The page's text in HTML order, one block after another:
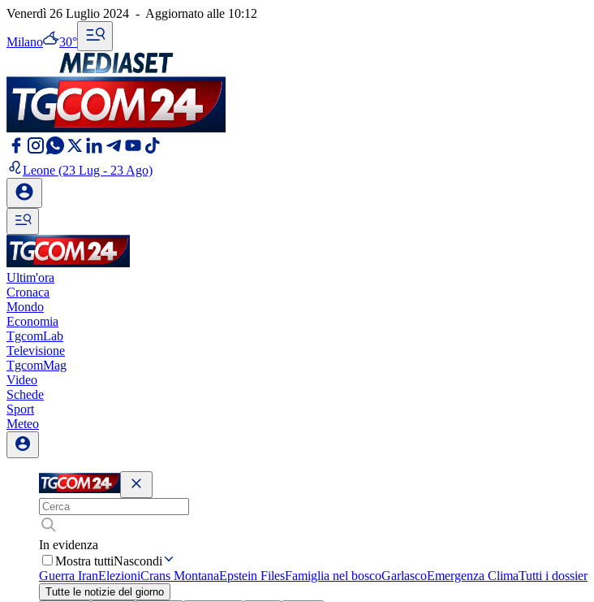
Venerdì 26 Luglio 2024 - Aggiornato alle 10:12
Milano 30°
Leone (23 Lug - 23 Ago)
Ultim'ora
Cronaca
Mondo
Economia
TgcomLab
Televisione
TgcomMag
Video
Schede
Sport
Meteo
In evidenza
Mostra tuttiNascondi
Guerra IranElezioniCrans MontanaEpstein FilesFamiglia nel boscoGarlascoEmergenza ClimaTutti i dossier
Tutte le notizie del giorno